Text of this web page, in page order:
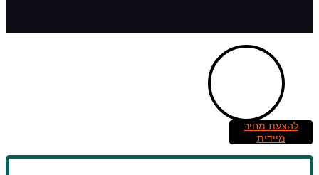
להצעת מחיר
מיידית